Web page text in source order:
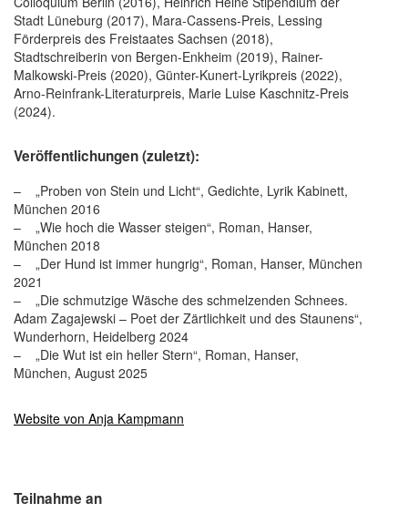
Stadt Lüneburg (2017), Mara-Cassens-Preis, Lessing
Förderpreis des Freistaates Sachsen (2018),
Stadtschreiberin von Bergen-Enkheim (2019), Rainer-
Malkowski-Preis (2020), Günter-Kunert-Lyrikpreis (2022),
Arno-Reinfrank-Literaturpreis, Marie Luise Kaschnitz-Preis
(2024).
Veröffentlichungen (zuletzt):
– „Proben von Stein und Licht“, Gedichte, Lyrik Kabinett,
München 2016
– „Wie hoch die Wasser steigen“, Roman, Hanser,
München 2018
– „Der Hund ist immer hungrig“, Roman, Hanser, München
2021
– „Die schmutzige Wäsche des schmelzenden Schnees.
Adam Zagajewski – Poet der Zärtlichkeit und des Staunens“,
Wunderhorn, Heidelberg 2024
– „Die Wut ist ein heller Stern“, Roman, Hanser,
München, August 2025
Website von Anja Kampmann
Teilnahme an